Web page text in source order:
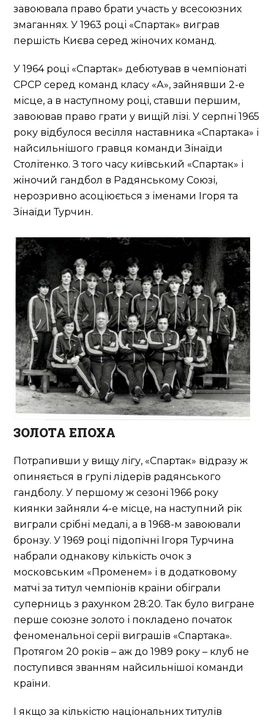
завоювала право брати участь у всесоюзних
змаганнях. У 1963 році «Спартак» виграв
першість Києва серед жіночих команд.
У 1964 році «Спартак» дебютував в чемпіонаті
СРСР серед команд класу «А», зайнявши 2-е
місце, а в наступному році, ставши першим,
завоював право грати у вищій лізі. У серпні 1965
року відбулося весілля наставника «Спартака» і
найсильнішого гравця команди Зінаїди
Столітенко. З того часу київський «Спартак» і
жіночий гандбол в Радянському Союзі,
нерозривно асоціюється з іменами Ігоря та
Зінаїди Турчин.
ЗОЛОТА ЕПОХА
Потрапивши у вищу лігу, «Спартак» відразу ж
опиняється в групі лідерів радянського
гандболу. У першому ж сезоні 1966 року
киянки зайняли 4-е місце, на наступний рік
виграли срібні медалі, а в 1968-м завоювали
бронзу. У 1969 році підопічні Ігоря Турчина
набрали однакову кількість очок з
московським «Променем» і в додатковому
матчі за титул чемпіонів країни обіграли
суперниць з рахунком 28:20. Так було вигране
перше союзне золото і покладено початок
феноменальної серії виграшів «Спартака».
Протягом 20 років – аж до 1989 року – клуб не
поступився званням найсильнішої команди
країни.
І якщо за кількістю національних титулів